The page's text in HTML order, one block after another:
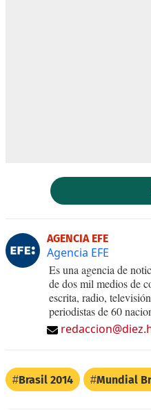
AGENCIA EFE
Agencia EFE
Es una agencia de
de dos mil medios de
escrita, radio,
periodistas de 60
Brasil 2014 Mundial